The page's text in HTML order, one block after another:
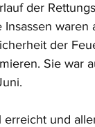
der
der
Sie war
und